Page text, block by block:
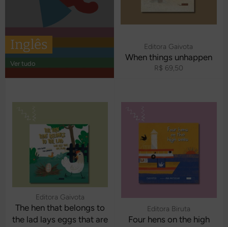
Inglês
Ver tudo
Editora Gaivota
When things unhappen
Preço
R$ 69,50
Editora Gaivota
The hen that belongs to
the lad lays eggs that are
Editora Biruta
Four hens on the high